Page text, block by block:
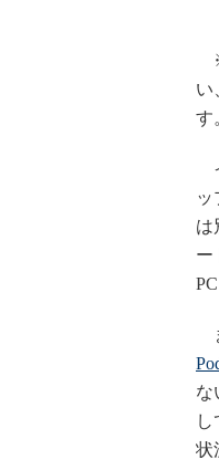
※
い
す
ッ
は
ー
な
状